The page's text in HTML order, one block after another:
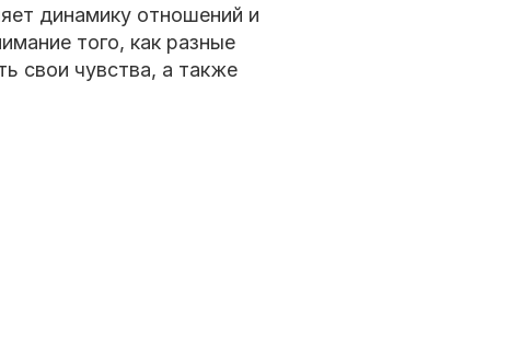
динамику отношений и
того, как разные
свои чувства, а также